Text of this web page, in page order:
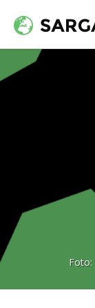
Foto: